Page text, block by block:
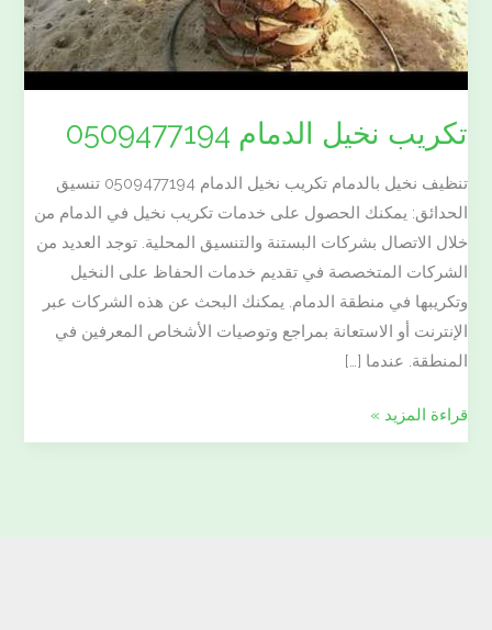
تكريب نخيل الدمام 0509477194
تنظيف نخيل بالدمام تكريب نخيل الدمام 0509477194 تنسيق
الحدائق: يمكنك الحصول على خدمات تكريب نخيل في الدمام من
خلال الاتصال بشركات البستنة والتنسيق المحلية. توجد العديد من
الشركات المتخصصة في تقديم خدمات الحفاظ على النخيل
وتكريبها في منطقة الدمام. يمكنك البحث عن هذه الشركات عبر
الإنترنت أو الاستعانة بمراجع وتوصيات الأشخاص المعرفين في
المنطقة. عندما […]
قراءة المزيد »